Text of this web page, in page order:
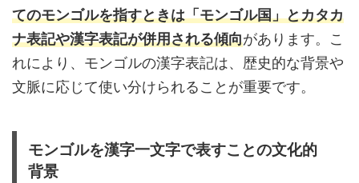
てのモンゴルを指すときは「モンゴル国」とカタカ
ナ表記や漢字表記が併用される傾向があります。こ
れにより、モンゴルの漢字表記は、歴史的な背景や
文脈に応じて使い分けられることが重要です。
モンゴルを漢字一文字で表すことの文化的
背景